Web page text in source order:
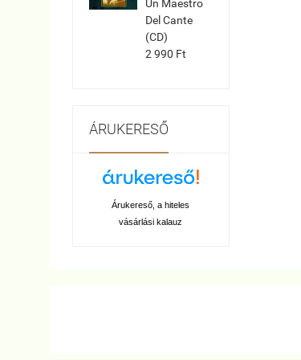
Un Maestro
Del Cante
(CD)
2 990 Ft
ÁRUKERESŐ
Árukereső, a hiteles
vásárlási kalauz